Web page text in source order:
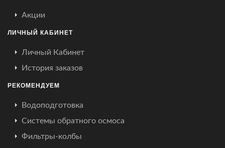
Акции
ЛИЧНЫЙ КАБИНЕТ
Личный Кабинет
История заказов
РЕКОМЕНДУЕМ
Водоподготовка
Системы обратного осмоса
Фильтры-колбы